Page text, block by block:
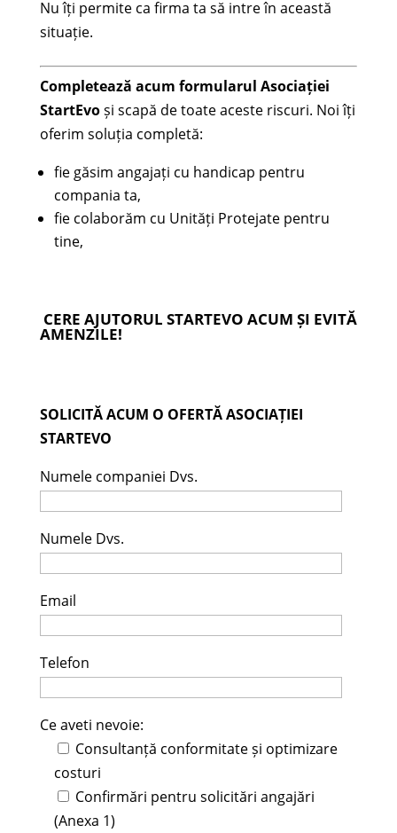
Nu îți permite ca firma ta să intre în această
situație.
Completează acum formularul Asociației
StartEvoși scapă de toate aceste riscuri. Noi îți
oferim soluția completă:
fie găsim angajați cu handicap pentru
compania ta,
fie colaborăm cu Unități Protejate pentru
tine,
CERE AJUTORUL STARTEVO ACUM ȘI EVITĂ
AMENZILE!
SOLICITĂ ACUM O OFERTĂ ASOCIAȚIEI
STARTEVO
Numele companiei Dvs.
Numele Dvs.
Email
Telefon
Ce aveti nevoie:
Consultanță conformitate și optimizare
costuri
Confirmări pentru solicitări angajări
(Anexa 1)